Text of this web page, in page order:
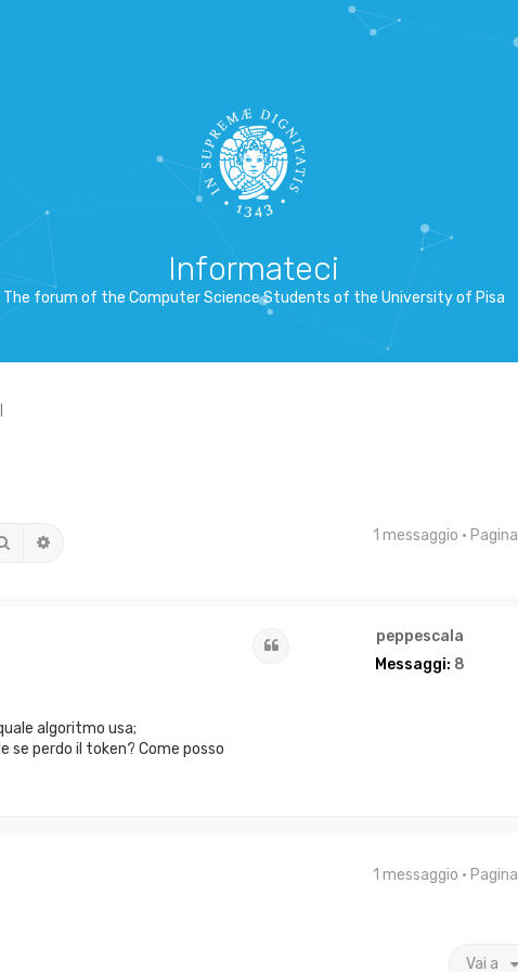
Informateci
The forum of the Computer Science Students of the University of Pisa
Cerca 1 messaggio • Pagina
peppescala
Messaggi: 8
algoritmo usa;
se perdo il token? Come posso
1 messaggio • Pagina
Vai a